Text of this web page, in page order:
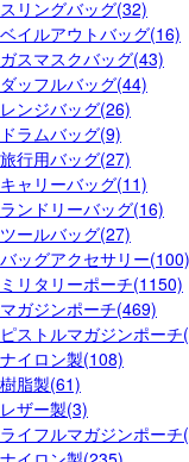
スリングバッグ(32)
ベイルアウトバッグ(16)
ガスマスクバッグ(43)
ダッフルバッグ(44)
レンジバッグ(26)
ドラムバッグ(9)
旅行用バッグ(27)
キャリーバッグ(11)
ランドリーバッグ(16)
ツールバッグ(27)
バッグアクセサリー(100)
ミリタリーポーチ(1150)
マガジンポーチ(469)
ピストルマガジンポーチ
ナイロン製(108)
樹脂製(61)
レザー製(3)
ライフルマガジンポーチ